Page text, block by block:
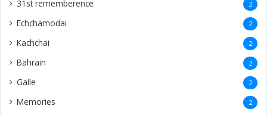
31st rememberence 2
Echchamodai 2
Kachchai 2
Bahrain 2
Galle 2
Memories 2